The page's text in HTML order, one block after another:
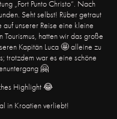
„Fort Punto Christo“. Nach
Seht selbst! Rüber getraut
unserer Reise eine kleine
Tourismus, hatten wir das große
Kapitän Luca 🤩 alleine zu
trotzdem war es eine schöne
🤗
Highlight 😂
in Kroatien verliebt!